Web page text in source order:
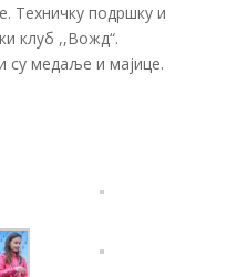
Техничку подршку и
клуб ,,Вожд“.
су медаље и мајице.